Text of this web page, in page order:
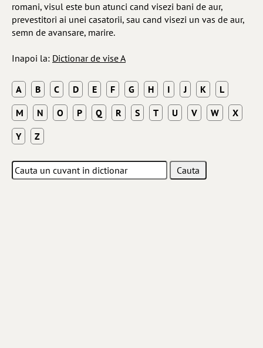
romani, visul este bun atunci cand visezi bani de aur,
prevestitori ai unei casatorii, sau cand visezi un vas de aur,
semn de avansare, marire.
Inapoi la: Dictionar de vise A
A B C D E F G H I J K
L
M
N O P Q R S T U V W
X
Y
Z